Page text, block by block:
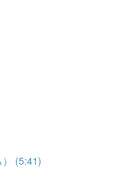
） (5:41)